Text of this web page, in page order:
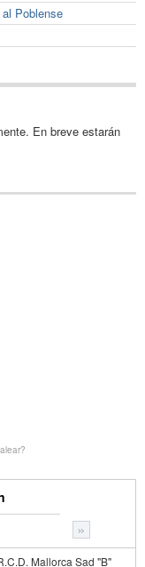
Poblense
En breve estarán
»
Mallorca Sad "B"